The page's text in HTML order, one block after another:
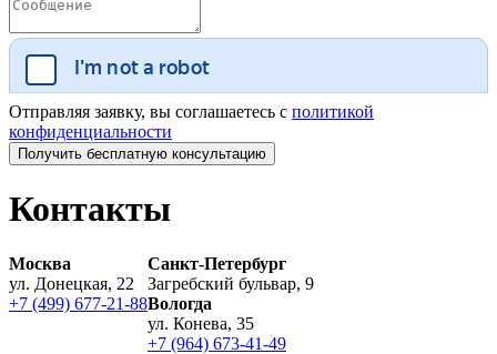
Отправляя заявку, вы соглашаетесь с политикой
конфиденциальности
Контакты
Москва
ул. Донецкая, 22
+7 (499) 677-21-88
Санкт-Петербург
Загребский бульвар, 9
Вологда
ул. Конева, 35
+7 (964) 673-41-49